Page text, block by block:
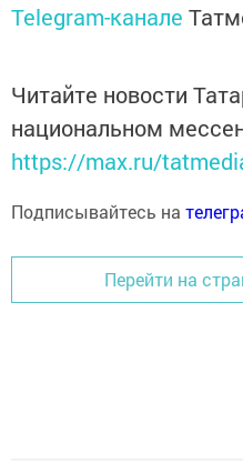
Telegram-канале
Читайте новости
национальном
https://max.ru/
Подписывайтесь на
Перейти на